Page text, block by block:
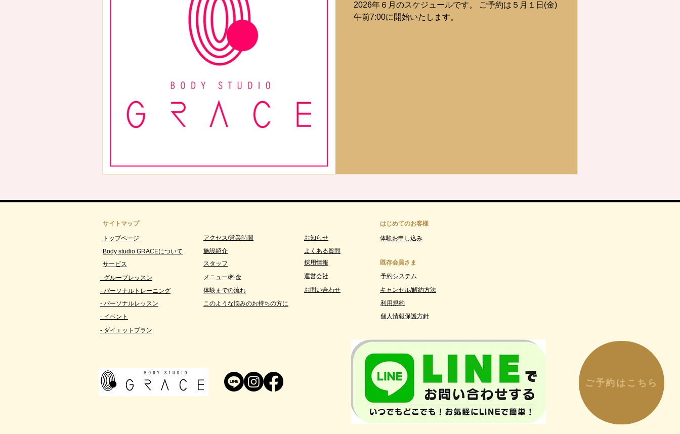
2026年６月のスケジュールです。 ご予約は５月１日(金)
午前7:00に開始いたします。
ご予約はこちら
サイトマップ
トップページ
Body studio GRACEについて
サービス
- グループレッスン
- パーソナルトレーニング
- パーソナルレッスン
- イベント
- ダイエットプラン
アクセス/営業時間
施設紹介
スタッフ
メニュー/料金
体験までの流れ
このような悩みのお持ちの方に
お知らせ
よくある質問
採用情報
運営会社
お問い合わせ
はじめてのお客様
体験お申し込み
既存会員さま
予約システム
利用規約
個人情報保護方針
​キャンセル/解約方法